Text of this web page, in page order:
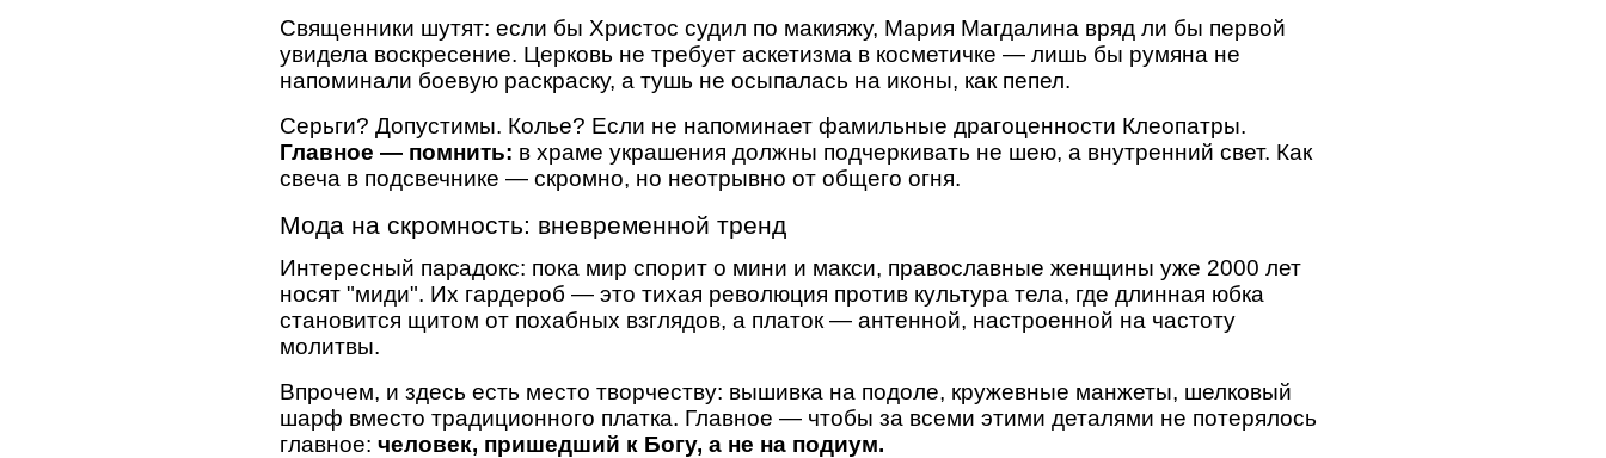
Священники шутят: если бы Христос судил по макияжу, Мария Магдалина вряд ли бы первой
увидела воскресение. Церковь не требует аскетизма в косметичке — лишь бы румяна не
напоминали боевую раскраску, а тушь не осыпалась на иконы, как пепел.
Серьги? Допустимы. Колье? Если не напоминает фамильные драгоценности Клеопатры.
Главное — помнить: в храме украшения должны подчеркивать не шею, а внутренний свет. Как
свеча в подсвечнике — скромно, но неотрывно от общего огня.
Мода на скромность: вневременной тренд
Интересный парадокс: пока мир спорит о мини и макси, православные женщины уже 2000 лет
носят "миди". Их гардероб — это тихая революция против культура тела, где длинная юбка
становится щитом от похабных взглядов, а платок — антенной, настроенной на частоту
молитвы.
Впрочем, и здесь есть место творчеству: вышивка на подоле, кружевные манжеты, шелковый
шарф вместо традиционного платка. Главное — чтобы за всеми этими деталями не потерялось
главное:человек, пришедший к Богу, а не на подиум.